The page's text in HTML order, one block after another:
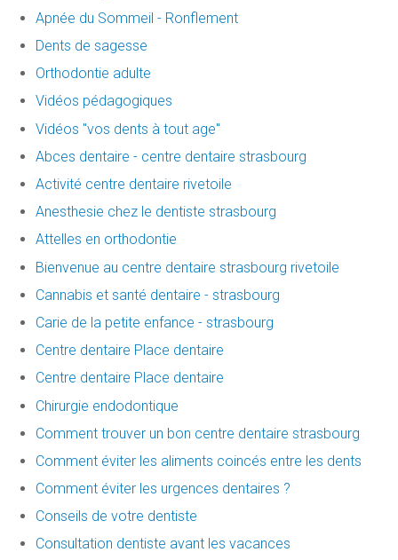
Apnée du Sommeil - Ronflement
Dents de sagesse
Orthodontie adulte
Vidéos pédagogiques
Vidéos "vos dents à tout age"
Abces dentaire - centre dentaire strasbourg
Activité centre dentaire rivetoile
Anesthesie chez le dentiste strasbourg
Attelles en orthodontie
Bienvenue au centre dentaire strasbourg rivetoile
Cannabis et santé dentaire - strasbourg
Carie de la petite enfance - strasbourg
Centre dentaire Place dentaire
Centre dentaire Place dentaire
Chirurgie endodontique
Comment trouver un bon centre dentaire strasbourg
Comment éviter les aliments coincés entre les dents
Comment éviter les urgences dentaires ?
Conseils de votre dentiste
Consultation dentiste avant les vacances